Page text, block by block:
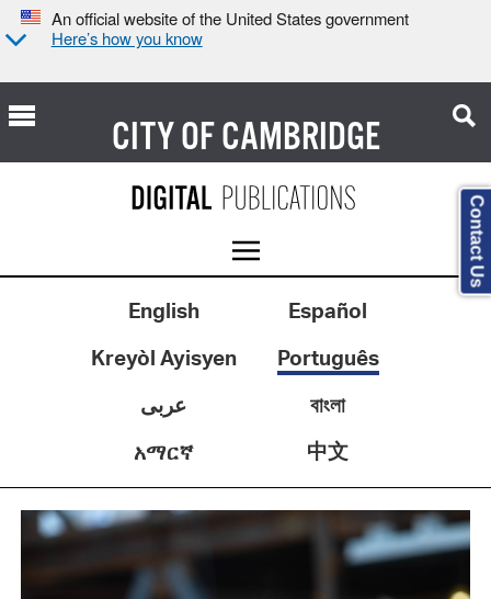
An official website of the United States government
Here’s how you know
CITY OFCAMBRIDGE
English
Español
Kreyòl Ayisyen
Português
عربى
বাংলা
አማርኛ
中文
Contact Us